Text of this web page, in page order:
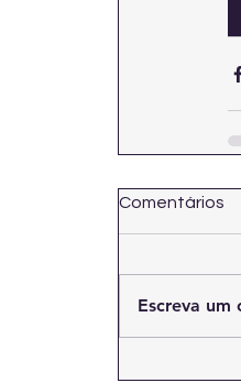
Comentários
Escreva um